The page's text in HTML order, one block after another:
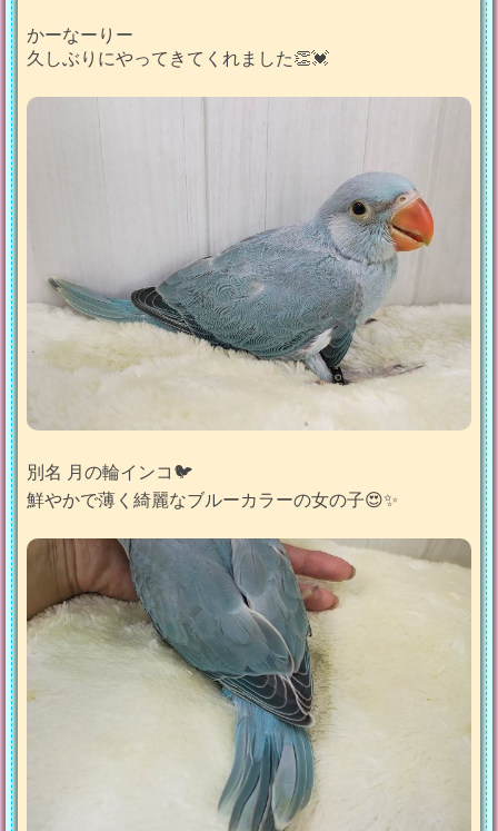
かーなーりー
久しぶりにやってきてくれました👏💓‪
別名 月の輪インコ🐦
鮮やかで薄く綺麗なブルーカラーの女の子😍✨